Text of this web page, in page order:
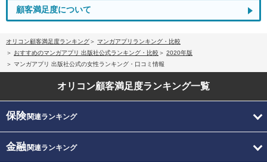
顧客満足度について
オリコン顧客満足度ランキング
マンガアプリランキング・比較
おすすめのマンガアプリ 出版社公式ランキング・比較
2020年版
マンガアプリ 出版社公式の女性ランキング・口コミ情報
オリコン顧客満足度ランキング一覧
保険関連ランキング
金融関連ランキング